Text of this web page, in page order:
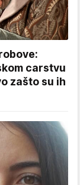
carstvu
zašto su ih